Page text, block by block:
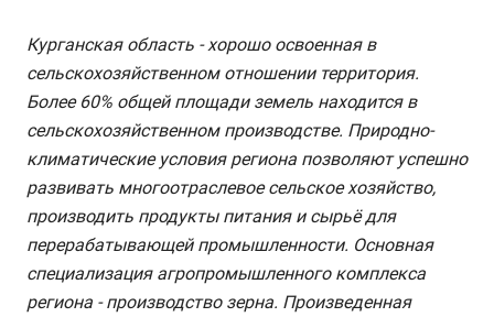
Курганская область - хорошо освоенная в
сельскохозяйственном отношении территория.
Более 60% общей площади земель находится в
сельскохозяйственном производстве. Природно-
климатические условия региона позволяют успешно
развивать многоотраслевое сельское хозяйство,
производить продукты питания и сырьё для
перерабатывающей промышленности. Основная
специализация агропромышленного комплекса
региона - производство зерна. Произведенная